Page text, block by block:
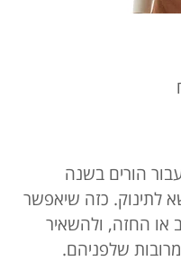
הורים בשנה
לתינוק. כזה שיאפשר
החזה, ולהשאיר
שלפניהם.